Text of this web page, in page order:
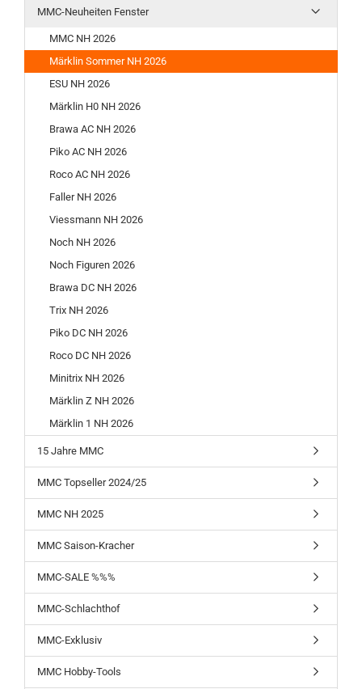
MMC-Neuheiten Fenster
MMC NH 2026
Märklin Sommer NH 2026
ESU NH 2026
Märklin H0 NH 2026
Brawa AC NH 2026
Piko AC NH 2026
Roco AC NH 2026
Faller NH 2026
Viessmann NH 2026
Noch NH 2026
Noch Figuren 2026
Brawa DC NH 2026
Trix NH 2026
Piko DC NH 2026
Roco DC NH 2026
Minitrix NH 2026
Märklin Z NH 2026
Märklin 1 NH 2026
15 Jahre MMC
MMC Topseller 2024/25
MMC NH 2025
MMC Saison-Kracher
MMC-SALE %%%
MMC-Schlachthof
MMC-Exklusiv
MMC Hobby-Tools